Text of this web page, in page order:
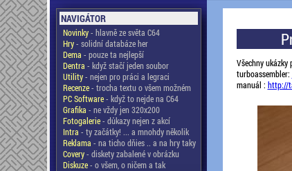
NAVIGÁTOR
Novinky- hlavně ze světa C64
Hry- solidní databáze her
Dema - pouze ta nejlepší
Dentra - když stačí jeden soubor
Utility- nejen pro práci a legraci
Recenze- trocha textu o všem možném
PC Software- když to nejde na C64
Grafika - ne vždy jen 320x200
Fotogalerie- důkazy nejen z akcí
Intra - ty začátky! ... a mnohdy několik
Reklama - na ticho dňies .. a na hry taky
Covery- diskety zabalené v obrázku
Diskuze- o všem, o ničem a tak
Všechny
turboassembler:
manuál : http://